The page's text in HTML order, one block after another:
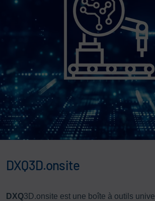
DXQ3D.onsite
DXQ3D.onsite est une boîte à outils